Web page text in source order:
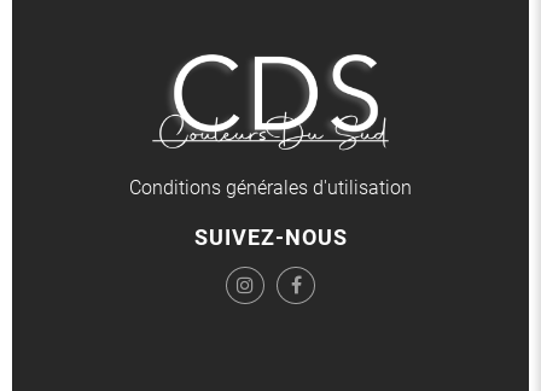
Conditions générales d'utilisation
SUIVEZ-NOUS